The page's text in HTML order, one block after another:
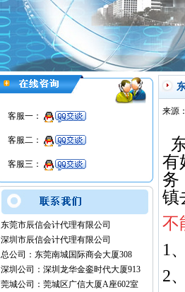
客服一：
客服二：
客服三：
东莞市辰信会计代理有限公司
深圳市辰信会计代理有限公司
总公司：东莞南城国际商会大厦308
深圳公司：深圳龙华金銮时代大厦913
莞城公司：莞城区广信大厦A座602室
来源
有
务
镇
不
1
2、